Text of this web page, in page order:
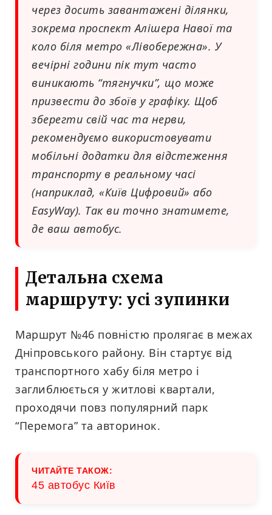
через досить завантажені ділянки,
зокрема проспект Алішера Навої та
коло біля метро «Лівобережна». У
вечірні години пік тут часто
виникають “тягнучки”, що може
призвести до збоїв у графіку. Щоб
зберегти свій час та нерви,
рекомендуємо використовувати
мобільні додатки для відстеження
транспорту в реальному часі
(наприклад, «Київ Цифровий» або
EasyWay). Так ви точно знатимете,
де ваш автобус.
Детальна схема
маршруту: усі зупинки
Маршрут №46 повністю пролягає в межах
Дніпровського району. Він стартує від
транспортного хабу біля метро і
заглиблюється у житлові квартали,
проходячи повз популярний парк
“Перемога” та авторинок.
ЧИТАЙТЕ ТАКОЖ:
45 автобус Київ